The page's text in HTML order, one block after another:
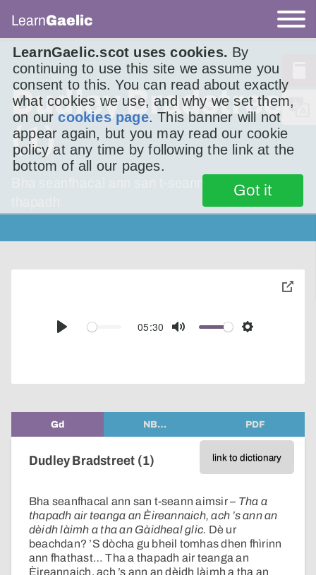
LearnGaelic.scot uses cookies. By
continuing to use this site we assume you
consent to this. You can read about exactly
what cookies we use, and why we set them,
on ourcookies page. This banner will not
appear again, but you may read our cookie
policy at any time by following the link at the
bottom of all our pages.
Got it
LearnGaelic
Dudley Bradstreet
(1)
Bha seanfhacal ann san t-seann aimsir – Tha a
Play
05:30
Mute Settings
toggle
Gd NB… PDF
link to dictionary
Dudley Bradstreet (1)
Bha seanfhacal ann san t-seann aimsir – Tha a
thapadh air teanga an Èireannaich, ach ’s ann an
dèidh làimh a tha an Gàidheal glic. Dè ur
beachdan? ’S dòcha gu bheil tomhas dhen fhìrinn
ann fhathast… Tha a thapadh air teanga an
Èireannaich, ach ’s ann an dèidh làimh a tha an